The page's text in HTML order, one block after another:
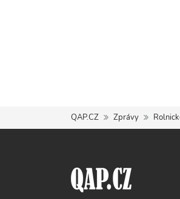
QAP.CZ Zprávy